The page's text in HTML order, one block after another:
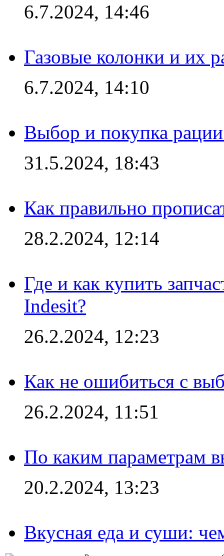
6.7.2024, 14:46
Газовые колонки и их
6.7.2024, 14:10
Выбор и покупка
31.5.2024, 18:43
Как правильно
28.2.2024, 12:14
Где и как купить
Indesit?
26.2.2024, 12:23
Как не ошибиться с
26.2.2024, 11:51
По каким параметрам
20.2.2024, 13:23
Вкусная еда и суши: